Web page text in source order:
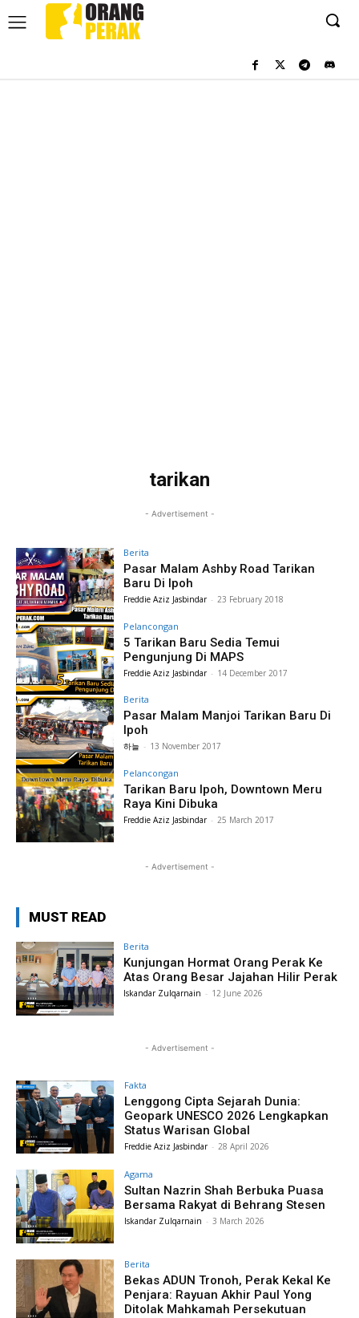
tarikan
- Advertisement -
Berita
Pasar Malam Ashby Road Tarikan
Baru Di Ipoh
Freddie Aziz Jasbindar - 23 February 2018
Pelancongan
5 Tarikan Baru Sedia Temui
Pengunjung Di MAPS
Freddie Aziz Jasbindar - 14 December 2017
Berita
Pasar Malam Manjoi Tarikan Baru Di
Ipoh
하늘 - 13 November 2017
Pelancongan
Tarikan Baru Ipoh, Downtown Meru
Raya Kini Dibuka
Freddie Aziz Jasbindar - 25 March 2017
- Advertisement -
MUST READ
Berita
Kunjungan Hormat Orang Perak Ke
Atas Orang Besar Jajahan Hilir Perak
Iskandar Zulqarnain - 12 June 2026
- Advertisement -
Fakta
Lenggong Cipta Sejarah Dunia:
Geopark UNESCO 2026 Lengkapkan
Status Warisan Global
Freddie Aziz Jasbindar - 28 April 2026
Agama
Sultan Nazrin Shah Berbuka Puasa
Bersama Rakyat di Behrang Stesen
Iskandar Zulqarnain - 3 March 2026
Berita
Bekas ADUN Tronoh, Perak Kekal Ke
Penjara: Rayuan Akhir Paul Yong
Ditolak Mahkamah Persekutuan